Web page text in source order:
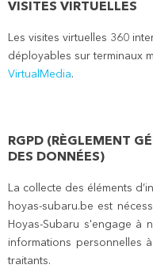
VISITES VIRTUELLES
Les visites virtuelles 360
déployables sur terminaux
VirtualMedia.
RGPD (RÈGLEMENT
DES DONNÉES)
La collecte des éléments
hoyas-subaru.be est
Hoyas-Subaru s'engage à
informations personnelles
traitants.